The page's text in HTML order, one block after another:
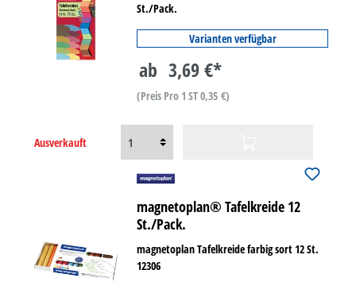
St./Pack.
Varianten verfügbar
ab 3,69 €*
(Preis Pro 1 ST 0,35 €)
Ausverkauft
magnetoplan® Tafelkreide 12
St./Pack.
magnetoplan Tafelkreide farbig sort 12 St.
12306